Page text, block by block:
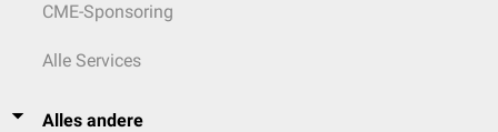
CME-Sponsoring
Alle Services
Alles andere